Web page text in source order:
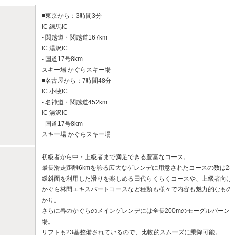
■東京から：3時間3分
IC 練馬IC
- 関越道・関越道167km
IC 湯沢IC
- 国道17号8km
スキー場 かぐらスキー場
■名古屋から：7時間48分
IC 小牧IC
- 名神道・関越道452km
IC 湯沢IC
- 国道17号8km
スキー場 かぐらスキー場
初級者から中・上級者まで満足できる豊富なコース。
最長滑走距離6kmを誇る広大なゲレンデに用意されたコースの数は
緩斜面を利用した滑りを楽しめる田代らくらくコースや、上級者向
かぐら林間エキスパートコースなど種類も様々で内容も魅力的なも
かり。
さらに春のかぐらのメインゲレンデには全長200mのモーグルバー
場。
リフトも23基整備されているので、比較的スムーズに乗降可能。